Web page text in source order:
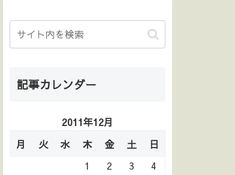
記事カレンダー
2011年12月
月
火 水 木 金 土
日
1
2 3
4